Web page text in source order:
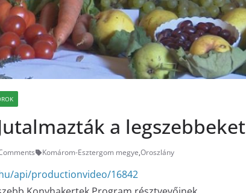
a legszebbeket
Komárom-Esztergom megye,Oroszlány
api/productionvideo/16842